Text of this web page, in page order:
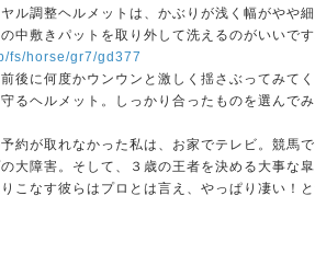
ル調整ヘルメットは、かぶりが浅く幅がやや細
中敷きパットを取り外して洗えるのがいいです
fs/horse/gr7/gd377
後に何度かウンウンと激しく揺さぶってみて
るヘルメット。しっかり合ったものを選んで
約が取れなかった私は、お家でテレビ。競馬
大障害。そして、３歳の王者を決める大事な
こなす彼らはプロとは言え、やっぱり凄い！